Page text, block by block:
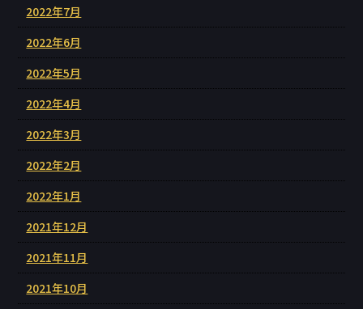
2022年7月
2022年6月
2022年5月
2022年4月
2022年3月
2022年2月
2022年1月
2021年12月
2021年11月
2021年10月